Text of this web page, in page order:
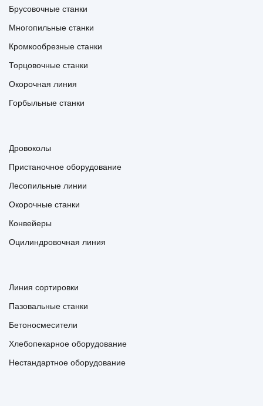
Брусовочные станки
Многопильные станки
Кромкообрезные станки
Торцовочные станки
Окорочная линия
Горбыльные станки
Дровоколы
Пристаночное оборудование
Лесопильные линии
Окорочные станки
Конвейеры
Оцилиндровочная линия
Линия сортировки
Пазовальные станки
Бетоносмесители
Хлебопекарное оборудование
Нестандартное оборудование